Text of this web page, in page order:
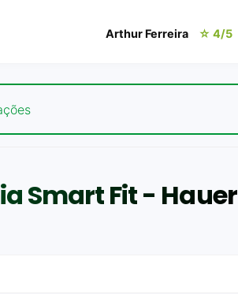
Arthur Ferreira ☆ 4/5
Smart Fit - Hauer